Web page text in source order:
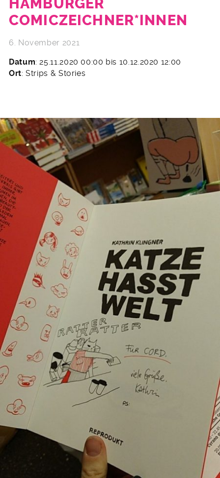
HAMBURGER
COMICZEICHNER*INNEN
6. November 2021
Datum: 25.11.2020 00:00 bis 10.12.2020 12:00
Ort: Strips & Stories